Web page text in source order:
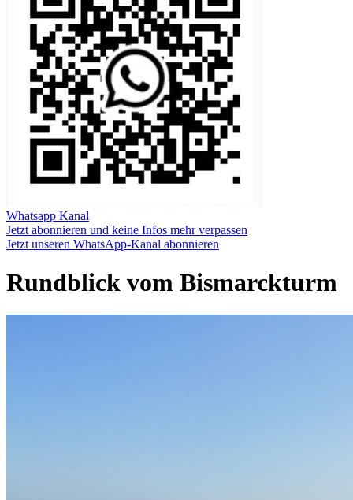
Whatsapp Kanal
Jetzt abonnieren und keine Infos mehr verpassen
Jetzt unseren WhatsApp-Kanal abonnieren
Rundblick vom Bismarckturm